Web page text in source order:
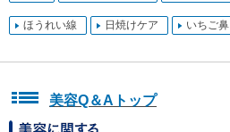
ほうれい線 日焼けケア いちご鼻
美容Q＆Aトップ